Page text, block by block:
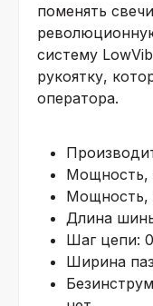
поменять
систему
рукоятку,
оператора.
Мощность,
Мощность,
Длина
Шаг цепи:
Ширина